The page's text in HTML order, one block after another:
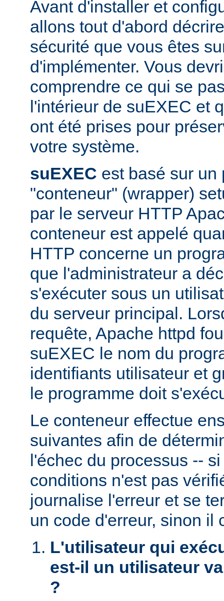
Avant d'installer et
allons tout d'abord
sécurité que vous êtes
d'implémenter. Vous
comprendre ce qui se
l'intérieur de suEXEC et
ont été prises pour
votre système.
suEXEC est basé sur un
"conteneur" (wrapper)
par le serveur HTTP
conteneur est appelé
HTTP concerne un
que l'administrateur a
s'exécuter sous un
du serveur principal.
requête, Apache httpd
suEXEC le nom du
identifiants utilisateur et
le programme doit
Le conteneur effectue
suivantes afin de
l'échec du processus --
conditions n'est pas
journalise l'erreur et se
un code d'erreur, sinon il
L'utilisateur qui
est-il un utilisateur
?